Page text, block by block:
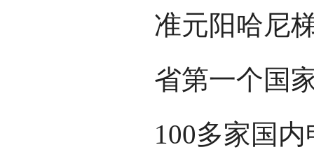
准元阳哈尼
省第一个国
100多家国